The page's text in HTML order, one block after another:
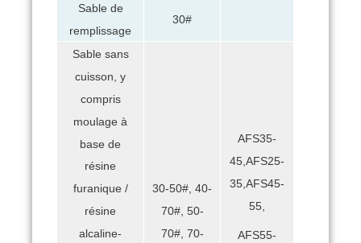
Sable de
remplissage
30#
Sable sans
cuisson, y
compris
moulage à
base de
résine
furanique /
résine
alcaline-
30-50#, 40-
70#, 50-
70#, 70-
AFS35-
45,AFS25-
35,AFS45-
55,
AFS55-